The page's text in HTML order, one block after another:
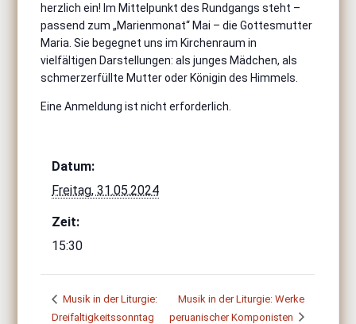
herzlich ein! Im Mittelpunkt des Rundgangs steht –
passend zum „Marienmonat“ Mai – die Gottesmutter
Maria. Sie begegnet uns im Kirchenraum in
vielfältigen Darstellungen: als junges Mädchen, als
schmerzerfüllte Mutter oder Königin des Himmels.
Eine Anmeldung ist nicht erforderlich.
Datum:
Freitag, 31.05.2024
Zeit:
15:30
Musik in der Liturgie:
Dreifaltigkeitssonntag
Musik in der Liturgie: Werke
peruanischer Komponisten